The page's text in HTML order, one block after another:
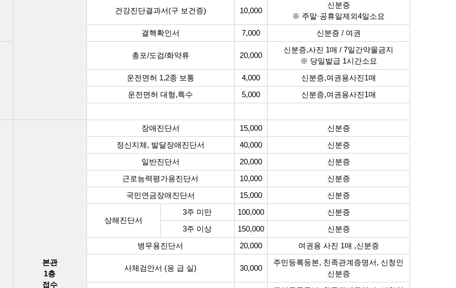
건강진단결과서(구 보건증) 10,000
신분증
※ 주말·공휴일제외4일소요
결핵확인서
7,000 신분증 / 여권
총포/도검/화약류 20,000
신분증,사진 1매 / 7일간약물금지
※ 당일발급 1시간소요
운전면허 1,2종 보통
4,000
신분증,여권용사진1매
운전면허 대형,특수
5,000 신분증,여권용사진1매
본관
1층
접수
장애진단서 15,000
신분증
정신지체, 발달장애진단서
40,000
신분증
일반진단서
20,000
신분증
근로능력평가용진단서
10,000
신분증
국민연금장애진단서
15,000 신분증
상해진단서
3주 미만 100,000
신분증
3주 이상
150,000
신분증
병무용진단서
20,000 여권용 사진 1매 ,신분증
사체검안서 (응 급 실) 30,000
주민등록등본, 친족관계증명서, 신청인
신분증